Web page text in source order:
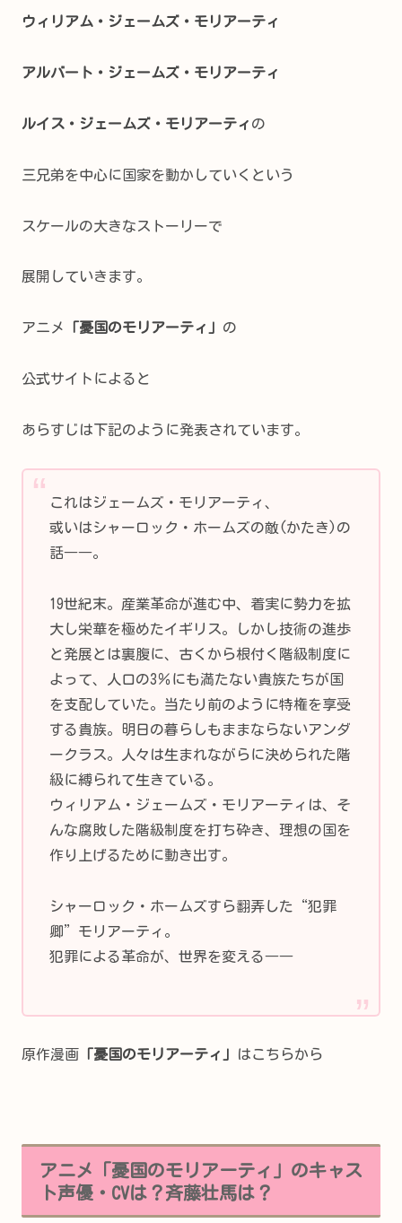
ウィリアム・ジェームズ・モリアーティ
アルバート・ジェームズ・モリアーティ
ルイス・ジェームズ・モリアーティ の
三兄弟を中心に国家を動かしていくという
スケールの大きなストーリーで
展開していきます。
アニメ 「憂国のモリアーティ」 の
公式サイトによると
あらすじは下記のように発表されています。
これはジェームズ・モリアーティ、
或いはシャーロック・ホームズの敵(かたき)の
話――。
19世紀末。産業革命が進む中、着実に勢力を拡
大し栄華を極めたイギリス。しかし技術の進歩
と発展とは裏腹に、古くから根付く階級制度に
よって、人口の3％にも満たない貴族たちが国
を支配していた。当たり前のように特権を享受
する貴族。明日の暮らしもままならないアンダ
ークラス。人々は生まれながらに決められた階
級に縛られて生きている。
ウィリアム・ジェームズ・モリアーティは、そ
んな腐敗した階級制度を打ち砕き、理想の国を
作り上げるために動き出す。
シャーロック・ホームズすら翻弄した“犯罪
卿”モリアーティ。
犯罪による革命が、世界を変える――
原作漫画 「憂国のモリアーティ」 はこちらから
アニメ「憂国のモリアーティ」のキャス
ト声優・CVは？斉藤壮馬は？